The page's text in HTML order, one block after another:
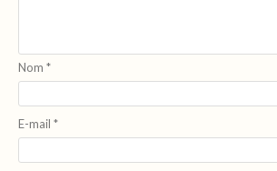
Nom *
E-mail *